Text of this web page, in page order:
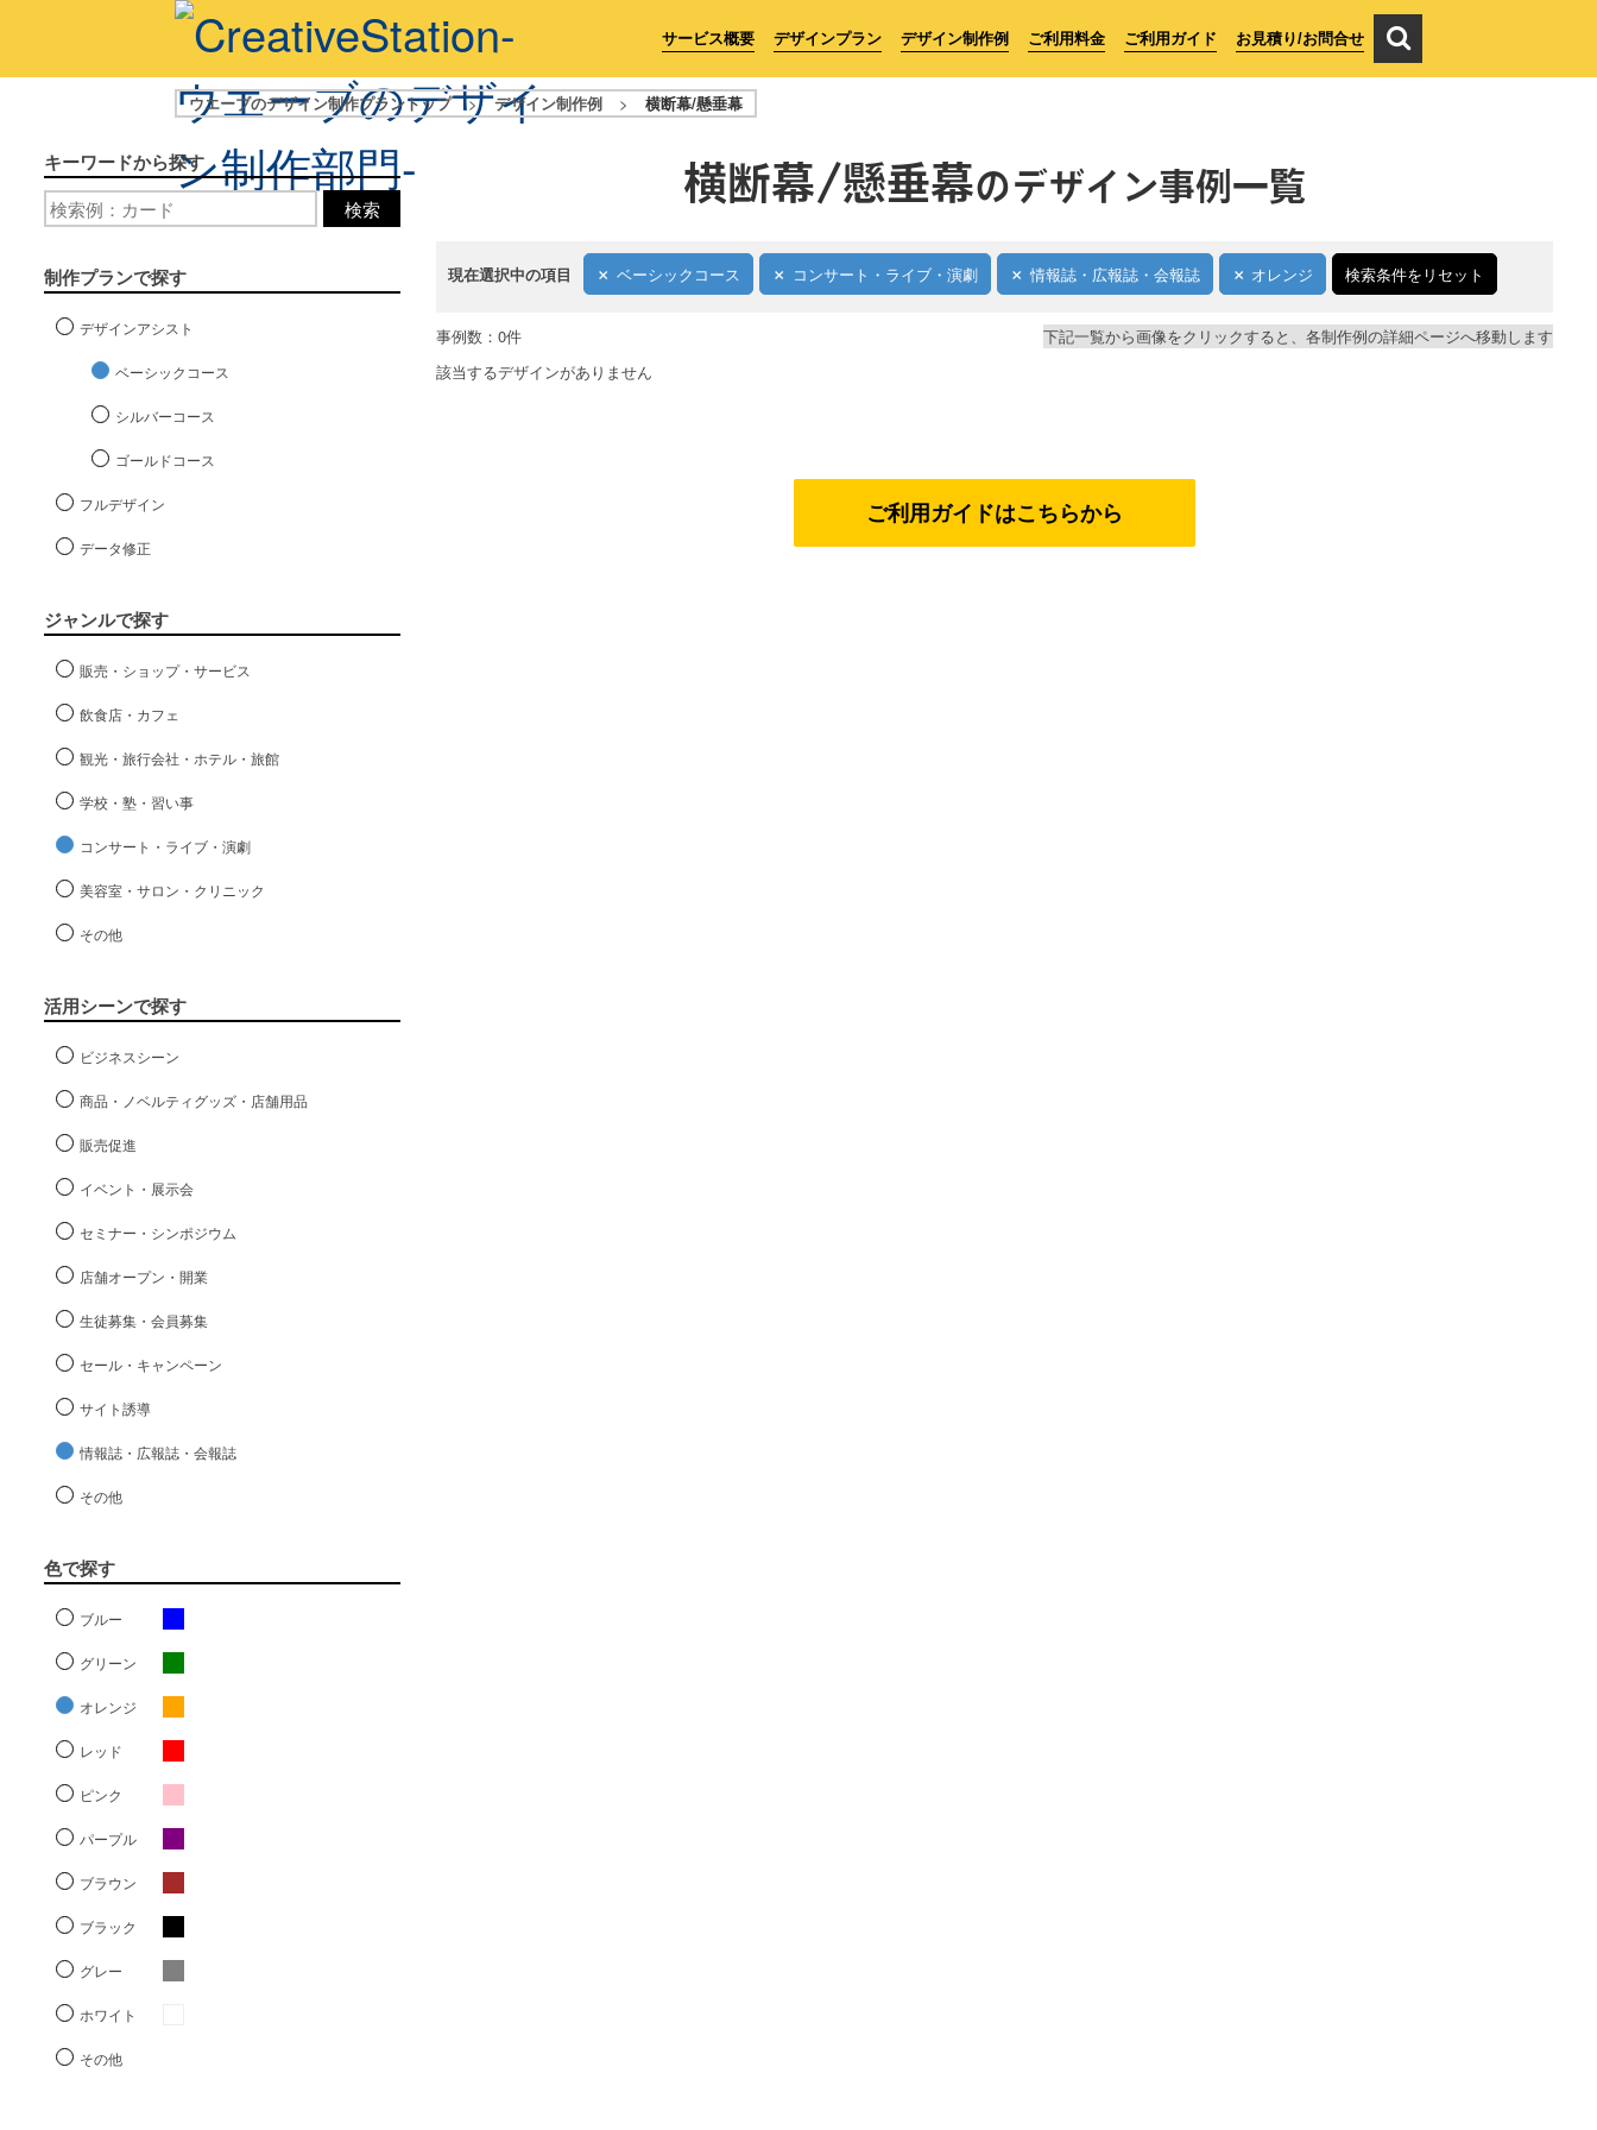
サービス概要 デザインプラン デザイン制作例 ご利用料金 ご利用ガイド お見積り/お問合せ
ウエーブのデザイン制作プラントップ > デザイン制作例 > 横断幕/懸垂幕
横断幕/懸垂幕のデザイン事例一覧
現在選択中の項目 ベーシックコース コンサート・ライブ・演劇 情報誌・広報誌・会報誌 オレンジ 検索条件をリセット
キーワードから探す
検索
制作プランで探す
デザインアシスト
ベーシックコース
シルバーコース
ゴールドコース
フルデザイン
データ修正
ジャンルで探す
販売・ショップ・サービス
飲食店・カフェ
観光・旅行会社・ホテル・旅館
学校・塾・習い事
コンサート・ライブ・演劇
美容室・サロン・クリニック
その他
活用シーンで探す
ビジネスシーン
商品・ノベルティグッズ・店舗用品
販売促進
イベント・展示会
セミナー・シンポジウム
店舗オープン・開業
生徒募集・会員募集
セール・キャンペーン
サイト誘導
情報誌・広報誌・会報誌
その他
色で探す
ブルー
グリーン
オレンジ
レッド
ピンク
パープル
ブラウン
ブラック
グレー
ホワイト
その他
事例数：0件
下記一覧から画像をクリックすると、各制作例の詳細ページへ移動します
該当するデザインがありません
ご利用ガイドはこちらから